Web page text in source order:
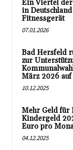
Ein Viertel
in
Fitnessgerät
07.01.2026
Bad Hersfeld
zur
März 2026 auf
10.12.2025
Mehr Geld für
Kindergeld
Euro pro
04.12.2025